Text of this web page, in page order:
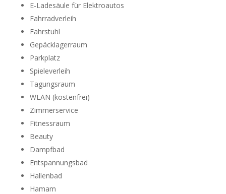
E-Ladesäule für Elektroautos
Fahrradverleih
Fahrstuhl
Gepäcklagerraum
Parkplatz
Spieleverleih
Tagungsraum
WLAN (kostenfrei)
Zimmerservice
Fitnessraum
Beauty
Dampfbad
Entspannungsbad
Hallenbad
Hamam